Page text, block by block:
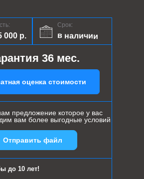
Срок:
в наличии
000 р.
36 мес.
оценка стоимости
предложение которое у вас
вам более выгодные условий
до 10 лет!
Отправить файл